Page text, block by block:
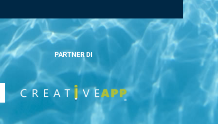
PARTNER DI